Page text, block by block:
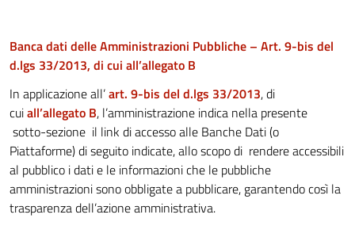
Banca dati delleAmministrazioni Pubbliche – Art. 9-bis del
d.lgs 33/2013, di cui all’allegato B
In applicazione all’art. 9-bis del d.lgs 33/2013, di
cuiall’allegato B, l’amministrazione indica nella presente
sotto-sezione il link di accesso alle Banche Dati (o
Piattaforme) di seguito indicate, allo scopo di rendere accessibili
al pubblico i dati e le informazioni che le pubbliche
amministrazioni sono obbligate a pubblicare, garantendo così la
trasparenza dell’azione amministrativa.